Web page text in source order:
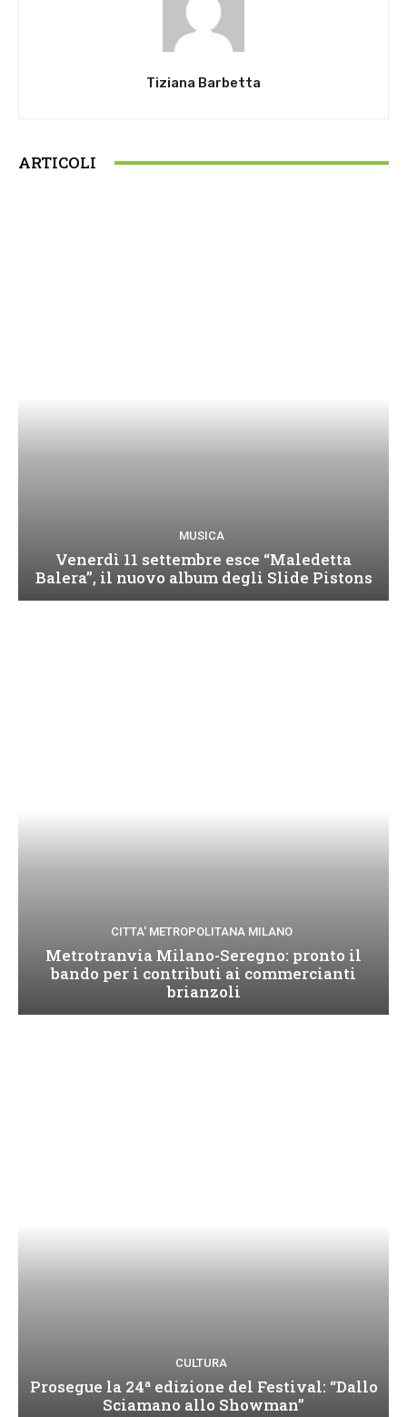
Tiziana Barbetta
ARTICOLI
MUSICA
Venerdì 11 settembre esce “Maledetta
Balera”, il nuovo album degli Slide Pistons
CITTA' METROPOLITANA MILANO
Metrotranvia Milano-Seregno: pronto il
bando per i contributi ai commercianti
brianzoli
CULTURA
Prosegue la 24ª edizione del Festival: “Dallo
Sciamano allo Showman”